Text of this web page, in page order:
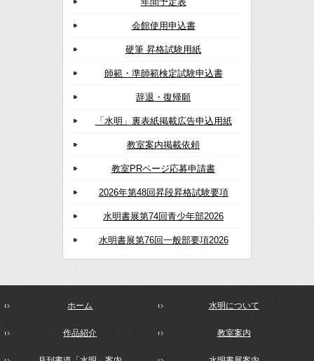
会館使用申込書
硬筆 昇格試験用紙
師範・準師範検定試験申込書
辞退・復帰願
「水明」裏表紙掲載広告申込用紙
教室案内掲載依頼
教室PRページ応募申請書
2026年第48回昇段昇格試験要項
水明書展第74回青少年部2026
水明書展第76回一般部要項2026
ホーム 水明について
作品紹介 教室案内